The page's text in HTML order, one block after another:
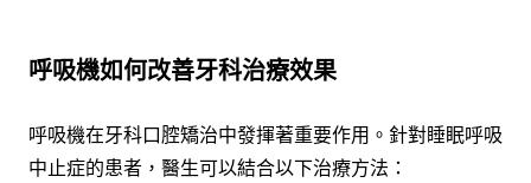
呼吸機如何改善牙科治療效果
呼吸機在牙科口腔矯治中發揮著重要作用。針對睡眠呼吸
中止症的患者，醫生可以結合以下治療方法：